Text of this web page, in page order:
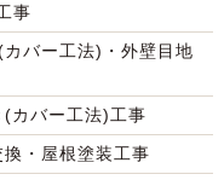
事
バー工法)・外壁目地
カバー工法)工事
・屋根塗装工事